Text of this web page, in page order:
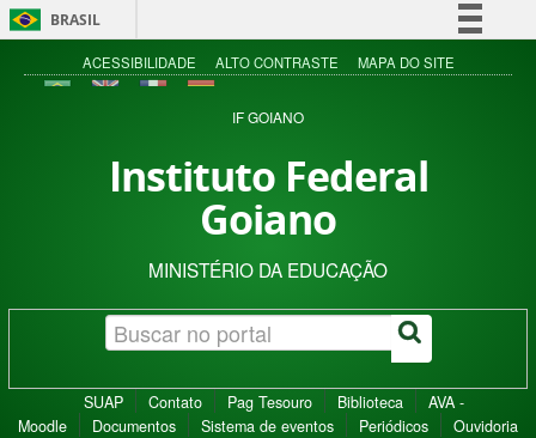
BRASIL
Simplifique!
Acesso à informação
ACESSIBILIDADE ALTO CONTRASTE MAPA DO SITE
IF GOIANO
Instituto Federal
Goiano
MINISTÉRIO DA EDUCAÇÃO
SUAP Contato Pag Tesouro Biblioteca
AVA -
Moodle
Documentos Sistema de eventos Periódicos Ouvidoria